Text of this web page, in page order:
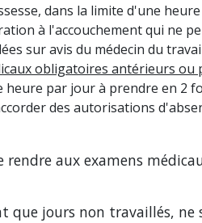
dans la limite d'une
à l'accouchement qui ne
sur avis du médecin du
obligatoires antérieurs ou
par jour à prendre en 2
des autorisations
rendre aux examens
que jours non travaillés,